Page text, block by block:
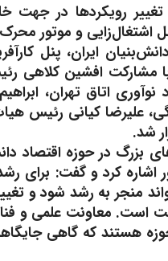
رویکردها در جهت
و موتور
ایران، پنل
مشارکت افشین کلاهی
اتاق تهران،
علیرضا کیانی رئیس
شد.
بزرگ در حوزه
اشاره کرد و گفت:
بلندمدت و 20 ساله می‌تواند
معاونت علمی و
حوزه هستند که گاهی